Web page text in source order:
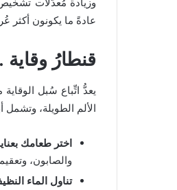
عادةً ما يكونون أكثر
قنطارُ
يعدُّ اتِّباع سُبل
الألم الطويلة، وتشمل
اختر طعامك
والصابون،
تناول الماء